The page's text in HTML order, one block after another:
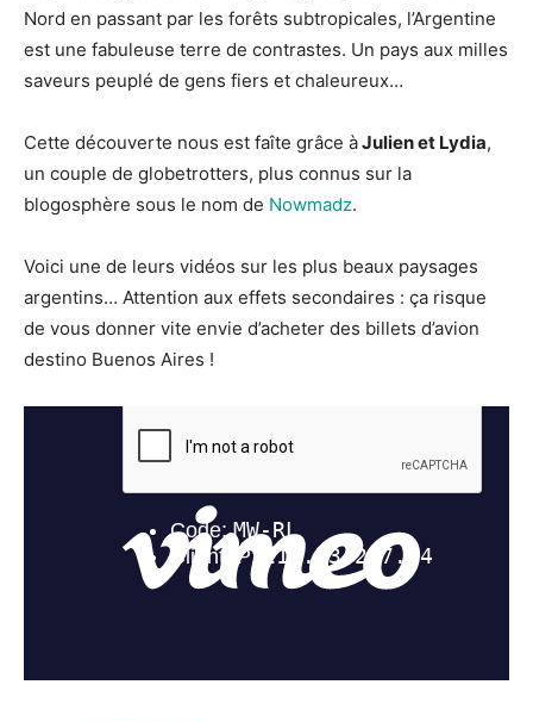
Nord en passant par les forêts subtropicales, l’Argentine
est une fabuleuse terre de contrastes. Un pays aux milles
saveurs peuplé de gens fiers et chaleureux…
Cette découverte nous est faîte grâce àJulien et Lydia,
un couple de globetrotters, plus connus sur la
blogosphère sous le nom de Nowmadz.
Voici une de leurs vidéos sur les plus beaux paysages
argentins… Attention aux effets secondaires : ça risque
de vous donner vite envie d’acheter des billets d’avion
destino Buenos Aires !